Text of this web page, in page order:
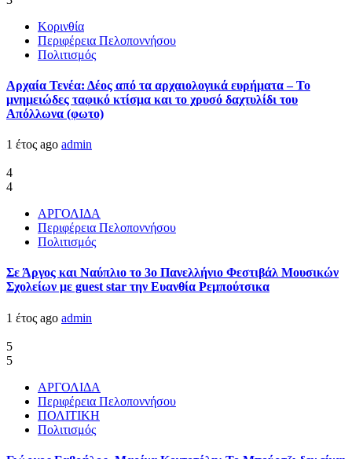
Κορινθία
Περιφέρεια Πελοποννήσου
Πολιτισμός
Αρχαία Τενέα: Δέος από τα αρχαιολογικά ευρήματα – Το
μνημειώδες ταφικό κτίσμα και το χρυσό δαχτυλίδι του
Απόλλωνα (φωτο)
1 έτος ago admin
4
4
ΑΡΓΟΛΙΔΑ
Περιφέρεια Πελοποννήσου
Πολιτισμός
Σε Άργος και Ναύπλιο το 3ο Πανελλήνιο Φεστιβάλ Μουσικών
Σχολείων με guest star την Ευανθία Ρεμπούτσικα
1 έτος ago admin
5
5
ΑΡΓΟΛΙΔΑ
Περιφέρεια Πελοποννήσου
ΠΟΛΙΤΙΚΗ
Πολιτισμός